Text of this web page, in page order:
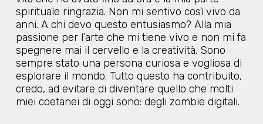
spirituale ringrazia. Non mi sentivo così vivo da
anni. A chi devo questo entusiasmo? Alla mia
passione per l’arte che mi tiene vivo e non mi fa
spegnere mai il cervello e la creatività. Sono
sempre stato una persona curiosa e vogliosa di
esplorare il mondo. Tutto questo ha contribuito,
credo, ad evitare di diventare quello che molti
miei coetanei di oggi sono: degli zombie digitali.